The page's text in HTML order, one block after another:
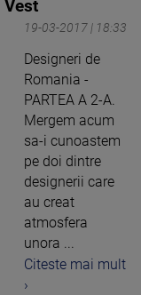
Vest
19-03-2017 | 18:33
Designeri de
Romania -
PARTEA A 2-A.
Mergem acum
sa-i cunoastem
pe doi dintre
designerii care
au creat
atmosfera
unora ...
Citeste mai mult
›